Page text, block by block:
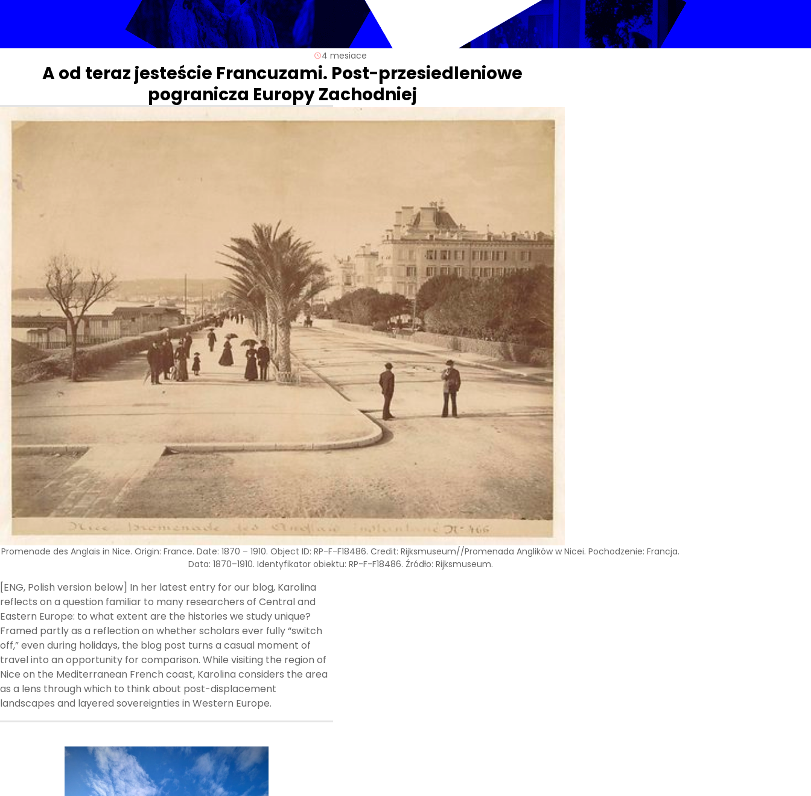
4 mesiace
A od teraz jesteście Francuzami. Post-przesiedleniowe
pogranicza Europy Zachodniej
Promenade des Anglais in Nice. Origin: France. Date: 1870 – 1910. Object ID: RP-F-F18486. Credit: Rijksmuseum//Promenada Anglików w Nicei. Pochodzenie: Francja.
Data: 1870–1910. Identyfikator obiektu: RP-F-F18486. Źródło: Rijksmuseum.
[ENG, Polish version below] In her latest entry for our blog, Karolina
reflects on a question familiar to many researchers of Central and
Eastern Europe: to what extent are the histories we study unique?
Framed partly as a reflection on whether scholars ever fully “switch
off,” even during holidays, the blog post turns a casual moment of
travel into an opportunity for comparison. While visiting the region of
Nice on the Mediterranean French coast, Karolina considers the area
as a lens through which to think about post-displacement
landscapes and layered sovereignties in Western Europe.